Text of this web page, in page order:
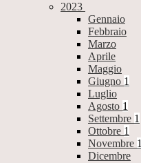
2023
Gennaio
Febbraio
Marzo
Aprile
Maggio
Giugno 1
Luglio
Agosto 1
Settembre 1
Ottobre 1
Novembre 1
Dicembre